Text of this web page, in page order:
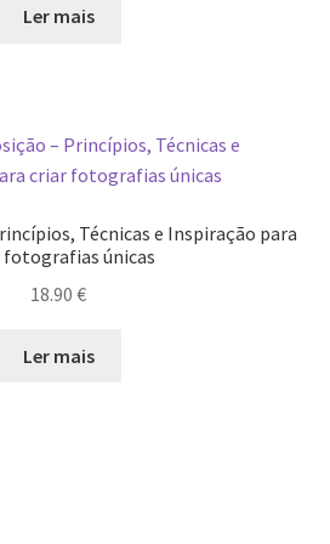
e dos Direitos de Autor
Ler mais
Técnicas e Inspiração para
fotografias únicas
18.90 €
Ler mais